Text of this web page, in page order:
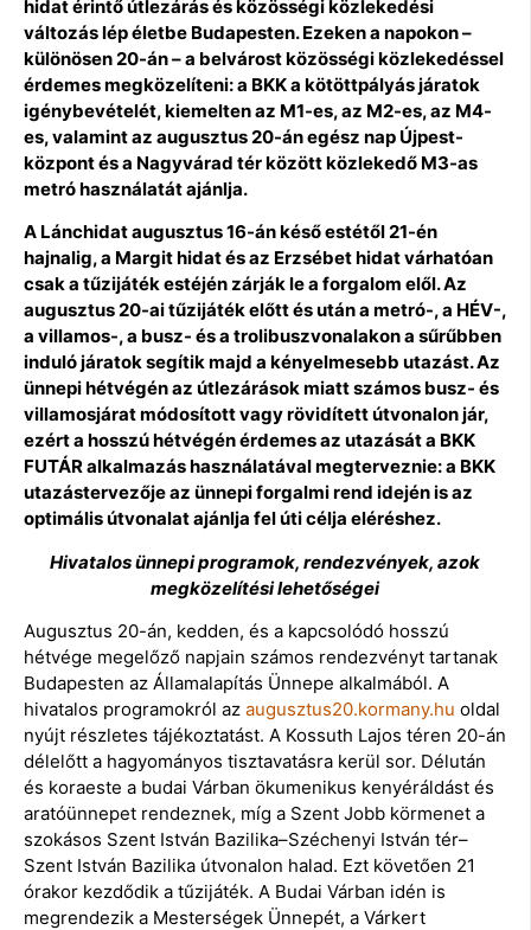
hidat érintő útlezárás és közösségi közlekedési
változás lép életbe Budapesten. Ezeken a napokon –
különösen 20-án – a belvárost közösségi közlekedéssel
érdemes megközelíteni: a BKK a kötöttpályás járatok
igénybevételét, kiemelten az M1-es, az M2-es, az M4-
es, valamint az augusztus 20-án egész nap Újpest-
központ és a Nagyvárad tér között közlekedő M3-as
metró használatát ajánlja.
A Lánchidat augusztus 16-án késő estétől 21-én
hajnalig, a Margit hidat és az Erzsébet hidat várhatóan
csak a tűzijáték estéjén zárják le a forgalom elől. Az
augusztus 20-ai tűzijáték előtt és után a metró-, a HÉV-,
a villamos-, a busz- és a trolibuszvonalakon a sűrűbben
induló járatok segítik majd a kényelmesebb utazást. Az
ünnepi hétvégén az útlezárások miatt számos busz- és
villamosjárat módosított vagy rövidített útvonalon jár,
ezért a hosszú hétvégén érdemes az utazását a BKK
FUTÁR alkalmazás használatával megterveznie: a BKK
utazástervezője az ünnepi forgalmi rend idején is az
optimális útvonalat ajánlja fel úti célja eléréshez.
Hivatalos ünnepi programok, rendezvények, azok
megközelítési lehetőségei
Augusztus 20-án, kedden, és a kapcsolódó hosszú
hétvége megelőző napjain számos rendezvényt tartanak
Budapesten az Államalapítás Ünnepe alkalmából. A
hivatalos programokról az augusztus20.kormany.hu oldal
nyújt részletes tájékoztatást. A Kossuth Lajos téren 20-án
délelőtt a hagyományos tisztavatásra kerül sor. Délután
és koraeste a budai Várban ökumenikus kenyéráldást és
aratóünnepet rendeznek, míg a Szent Jobb körmenet a
szokásos Szent István Bazilika–Széchenyi István tér–
Szent István Bazilika útvonalon halad. Ezt követően 21
órakor kezdődik a tűzijáték. A Budai Várban idén is
megrendezik a Mesterségek Ünnepét, a Várkert